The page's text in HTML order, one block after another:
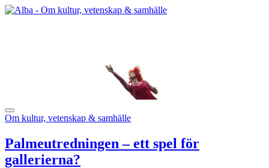
Om kultur, vetenskap & samhälle
Palmeutredningen – ett spel för
gallerierna?